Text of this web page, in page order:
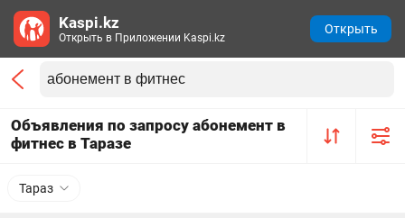
Объявления по запросу абонемент в
фитнес в Таразе
Тараз
Kaspi.kz
Открыть в Приложении Kaspi.kz
Открыть